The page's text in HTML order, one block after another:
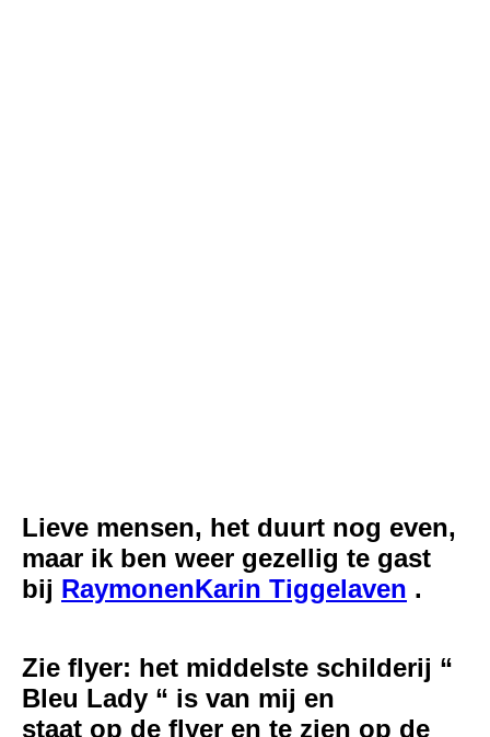
Lieve mensen, het duurt nog even,
maar ik ben weer gezellig te gast
bij RaymonenKarin Tiggelaven .
Zie flyer: het middelste schilderij “
Bleu Lady “ is van mij en
staat op de flyer en te zien op de